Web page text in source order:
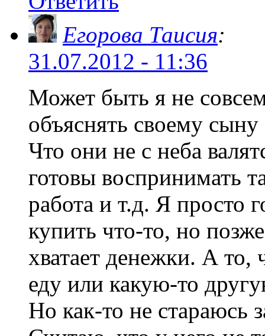
Егорова Таисия:
31.07.2012 - 11:36
Может быть я не
объяснять своему сыну
Что они не с неба
готовы воспринимать
работа и т.д. Я просто
купить что-то, но
хватает денежки. А
еду или какую-то
Но как-то не стараюсь